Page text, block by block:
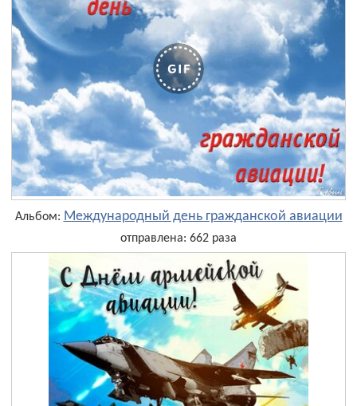
Альбом: Международный день гражданской авиации
отправлена: 662 раза